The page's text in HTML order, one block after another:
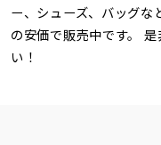
ー、シューズ、バッグな
の安価で販売中です。
い！